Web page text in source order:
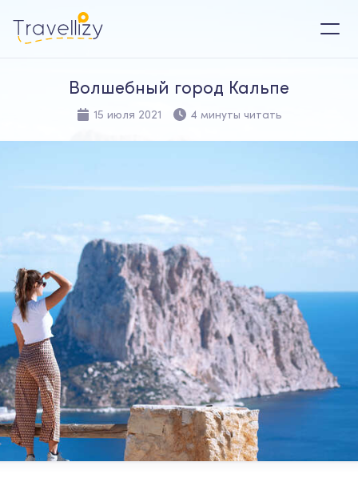
Волшебный город Кальпе
15 июля 2021 4 минуты читать